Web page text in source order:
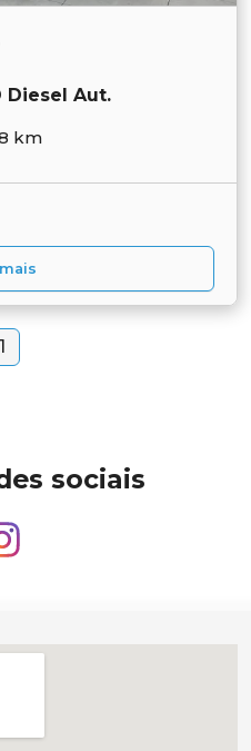
Diesel Aut.
km
1
sociais